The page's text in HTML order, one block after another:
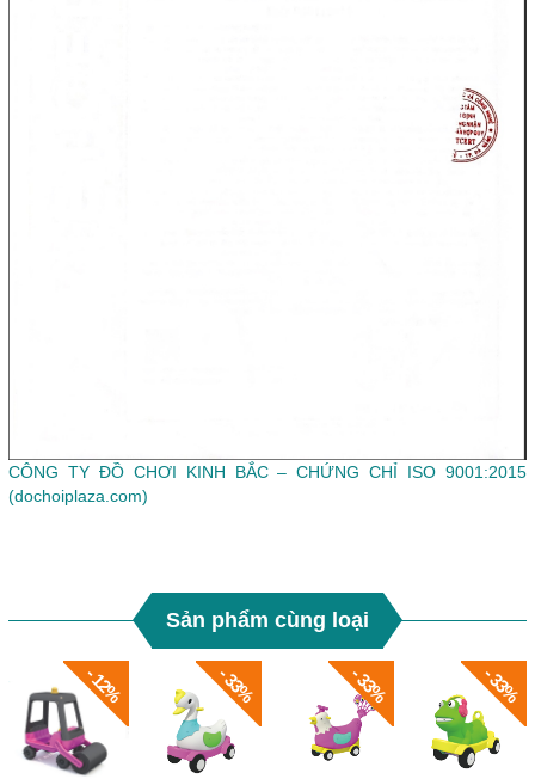
CÔNG TY ĐỒ CHƠI KINH BẮC – CHỨNG CHỈ ISO 9001:2015
(dochoiplaza.com)
Sản phẩm cùng loại
- 12% - 33% - 33% - 33%